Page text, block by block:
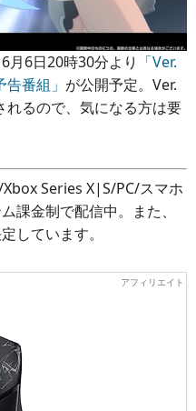
月6日20時30分より 「Ver.
番組」 が公開予定。Ver.
るので、気になる方は要
Xbox Series X|S/PC/スマホ
課金制で配信中。また、
しています。